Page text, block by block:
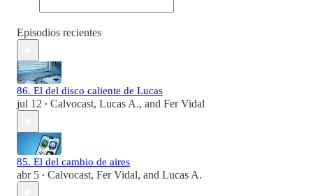
Episodios recientes
86. El del disco caliente de Lucas
jul 12 • Calvocast, Lucas A., and Fer Vidal
85. El del cambio de aires
abr 5 • Calvocast, Fer Vidal, and Lucas A.